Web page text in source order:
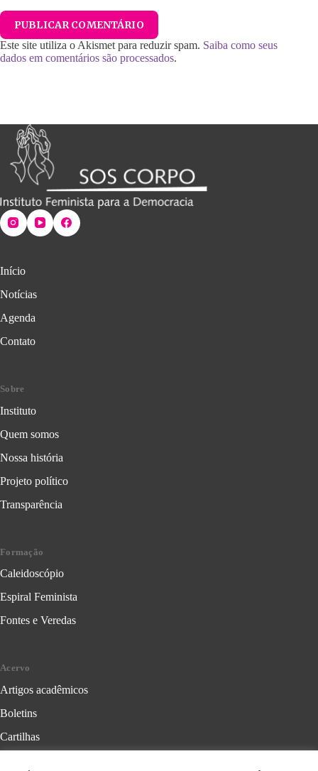
PUBLICAR COMENTÁRIO
Este site utiliza o Akismet para reduzir spam. Saiba como seus
dados em comentários são processados.
Início
Notícias
Agenda
Contato
Sobre
Instituto
Quem somos
Nossa história
Projeto político
Transparência
Formação
Caleidoscópio
Espiral Feminista
Fontes e Veredas
Acervo
Artigos acadêmicos
Boletins
Cartilhas